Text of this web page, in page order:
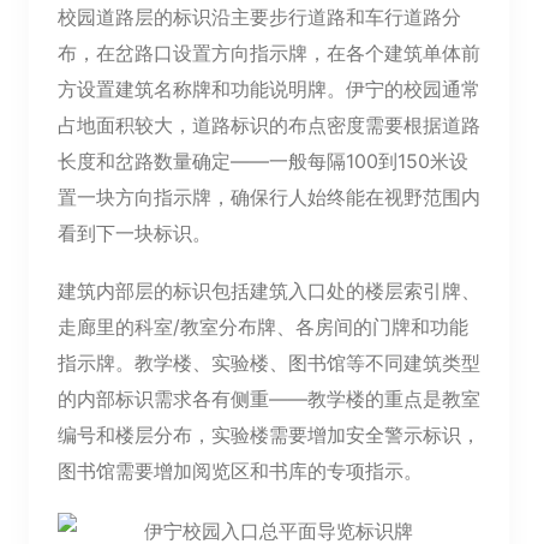
校园道路层的标识沿主要步行道路和车行道路分
布，在岔路口设置方向指示牌，在各个建筑单体前
方设置建筑名称牌和功能说明牌。伊宁的校园通常
占地面积较大，道路标识的布点密度需要根据道路
长度和岔路数量确定——一般每隔100到150米设
置一块方向指示牌，确保行人始终能在视野范围内
看到下一块标识。
建筑内部层的标识包括建筑入口处的楼层索引牌、
走廊里的科室/教室分布牌、各房间的门牌和功能
指示牌。教学楼、实验楼、图书馆等不同建筑类型
的内部标识需求各有侧重——教学楼的重点是教室
编号和楼层分布，实验楼需要增加安全警示标识，
图书馆需要增加阅览区和书库的专项指示。